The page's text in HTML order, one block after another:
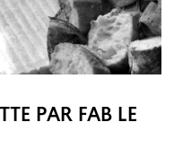
PAR FAB LE